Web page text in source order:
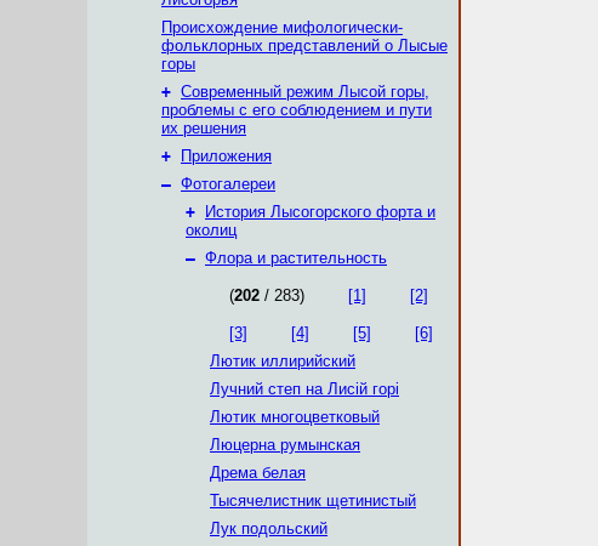
Происхождение мифологически-
фольклорных представлений о Лысые
горы
+ Современный режим Лысой горы,
проблемы с его соблюдением и пути
их решения
+
Приложения
– Фотогалереи
+
История Лысогорского форта и
околиц
– Флора и растительность
(202 / 283) [1] [2]
[3] [4] [5]
[6]
Лютик иллирийский
Лучний степ на Лисій горі
Лютик многоцветковый
Люцерна румынская
Дрема белая
Тысячелистник щетинистый
Лук подольский